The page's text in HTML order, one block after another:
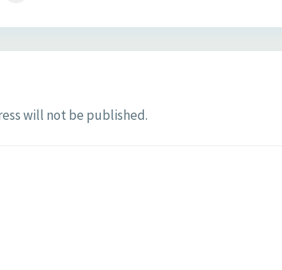
will not be published.